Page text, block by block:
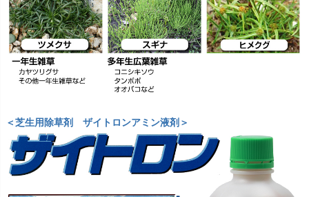
＜芝生用除草剤 ザイトロンアミン液剤＞